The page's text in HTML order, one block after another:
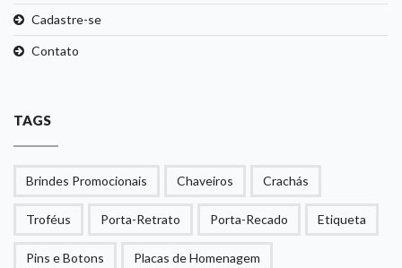
Cadastre-se
Contato
TAGS
Brindes Promocionais Chaveiros Crachás
Troféus Porta-Retrato Porta-Recado Etiqueta
Pins e Botons Placas de Homenagem